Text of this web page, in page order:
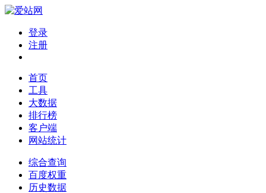
登录
注册
首页
工具
大数据
排行榜
客户端
网站统计
综合查询
百度权重
历史数据